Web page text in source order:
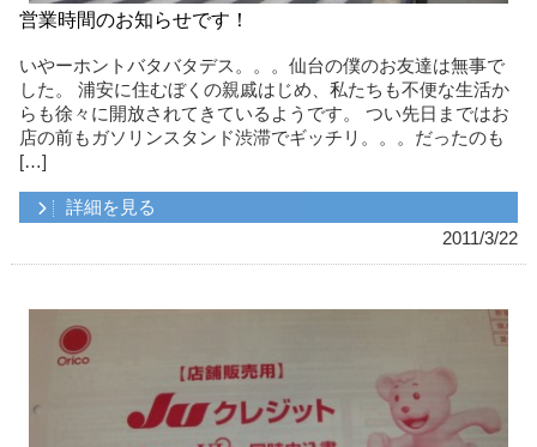
営業時間のお知らせです！
いやーホントバタバタデス。。。仙台の僕のお友達は無事で
した。 浦安に住むぼくの親戚はじめ、私たちも不便な生活か
らも徐々に開放されてきているようです。 つい先日まではお
店の前もガソリンスタンド渋滞でギッチリ。。。だったのも
[…]
詳細を見る
2011/3/22